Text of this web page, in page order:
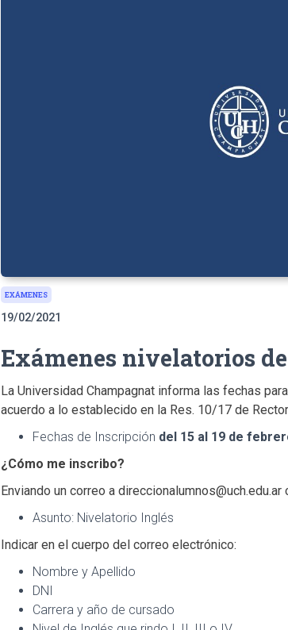
EXÁMENES
19/02/2021
Exámenes nivelatorios
La Universidad Champagnat informa las fechas
acuerdo a lo establecido en la Res. 10/17 de
Fechas de Inscripción del 15 al 19 de
¿Cómo me inscribo?
Enviando un correo a direccionalumnos@uch.edu.ar
Asunto: Nivelatorio Inglés
Indicar en el cuerpo del correo electrónico:
Nombre y Apellido
DNI
Carrera y año de cursado